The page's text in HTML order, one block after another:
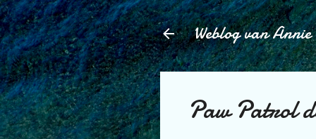
Weblog van Annie
Paw Patrol